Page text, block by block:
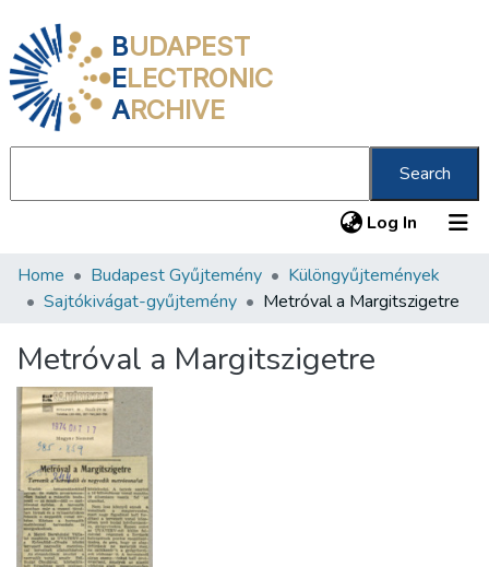
BUDAPEST
ELECTRONIC
ARCHIVE
Search
Log In (current)
Communities & Collections
Statistics
About us
Home Budapest Gyűjtemény
Különgyűjtemények
Sajtókivágat-gyűjtemény
Metróval a Margitszigetre
Metróval a Margitszigetre